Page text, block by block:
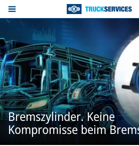
Bremszylinder. Keine
Kompromisse beim